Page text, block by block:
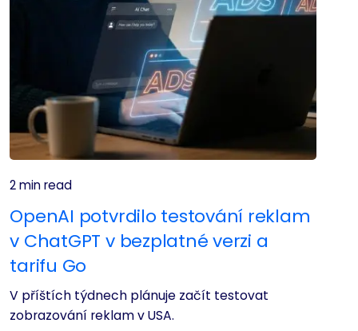
2 min read
OpenAI potvrdilo testování reklam
v ChatGPT v bezplatné verzi a
tarifu Go
V příštích týdnech plánuje začít testovat
zobrazování reklam v USA.